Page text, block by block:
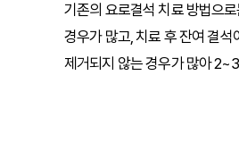
기존의 요로결석 치료 방법으
경우가 많고, 치료 후 잔여 결석
제거되지 않는 경우가 많아